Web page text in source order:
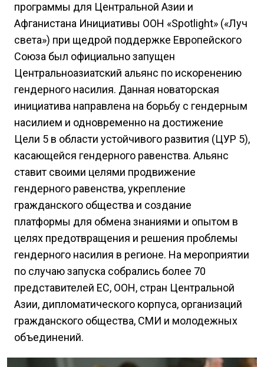
программы для Центральной Азии и
Афганистана Инициативы ООН «Spotlight» («Луч
света») при щедрой поддержке Европейского
Союза был официально запущен
Центральноазиатский альянс по искоренению
гендерного насилия. Данная новаторская
инициатива направлена на борьбу с гендерным
насилием и одновременно на достижение
Цели 5 в области устойчивого развития (ЦУР 5),
касающейся гендерного равенства. Альянс
ставит своими целями продвижение
гендерного равенства, укрепление
гражданского общества и создание
платформы для обмена знаниями и опытом в
целях предотвращения и решения проблемы
гендерного насилия в регионе. На мероприятии
по случаю запуска собрались более 70
представителей ЕС, ООН, стран Центральной
Азии, дипломатического корпуса, организаций
гражданского общества, СМИ и молодежных
объединений.